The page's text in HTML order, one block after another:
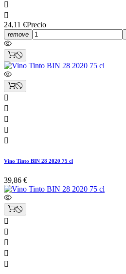


24,11 €Precio
remove





Vino Tinto BIN 28 2020 75 cl
39,86 €




